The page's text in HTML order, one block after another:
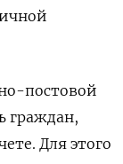
постовой
граждан,
Для этого